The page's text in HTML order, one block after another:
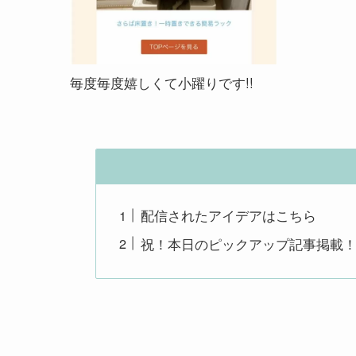
毎度毎度嬉しくて小躍りです!!
配信されたアイデアはこちら
祝！本日のピックアップ記事掲載！